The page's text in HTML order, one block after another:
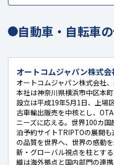
自動車・自転車
オートコムジャパン株式会
オートコムジャパン株式会社
本社は神奈川県横浜市中区本
設立は平成19年5月1日、上場
古車輸出販売を中核とし、
ニーズに応える。世界100カ
泊予約サイトTRIPTOの展開
の品質を世界へ、世界の感動
新・グローバル視点を柱とす
織は海外拠点と国内部門の連